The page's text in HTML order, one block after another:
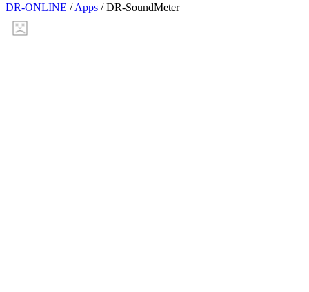
DR-ONLINE / Apps / DR-SoundMeter